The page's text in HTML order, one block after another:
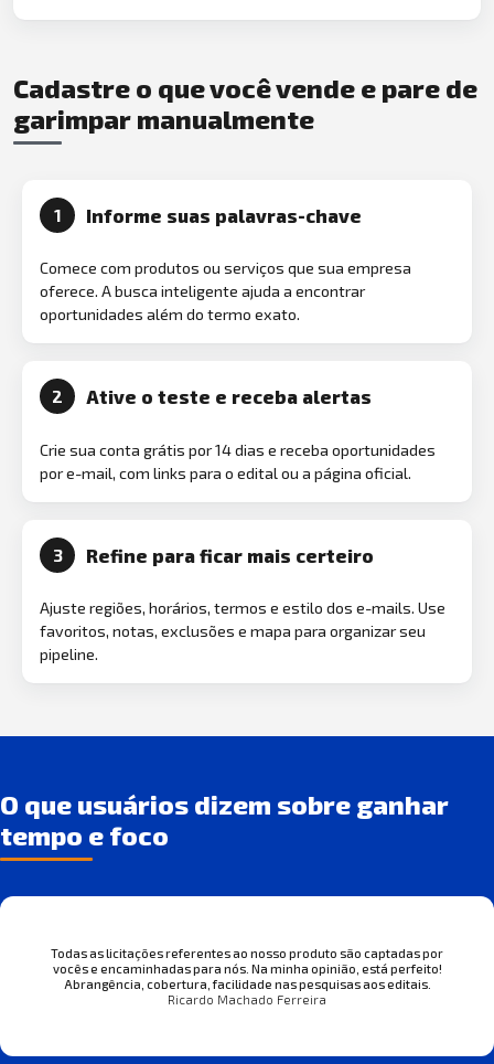
Cadastre o que você vende e pare de
garimpar manualmente
1 Informe suas palavras-chave
Comece com produtos ou serviços que sua empresa
oferece. A busca inteligente ajuda a encontrar
oportunidades além do termo exato.
2 Ative o teste e receba alertas
Crie sua conta grátis por 14 dias e receba oportunidades
por e-mail, com links para o edital ou a página oficial.
3 Refine para ficar mais certeiro
Ajuste regiões, horários, termos e estilo dos e-mails. Use
favoritos, notas, exclusões e mapa para organizar seu
pipeline.
O que usuários dizem sobre ganhar
tempo e foco
Todas as licitações referentes ao nosso produto são captadas por
vocês e encaminhadas para nós. Na minha opinião, está perfeito!
Abrangência, cobertura, facilidade nas pesquisas aos editais.
Ricardo Machado Ferreira